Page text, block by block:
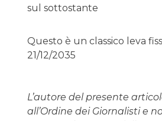
sul sottostante
Questo è un classico leva
21/12/2035
L’autore del presente
all’Ordine dei Giornalisti e